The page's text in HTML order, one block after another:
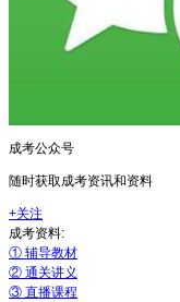
成考公众号
随时获取成考资讯和资料
+关注
成考资料:
① 辅导教材
② 通关讲义
③ 直播课程